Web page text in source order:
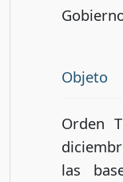
Objeto
Orden
las